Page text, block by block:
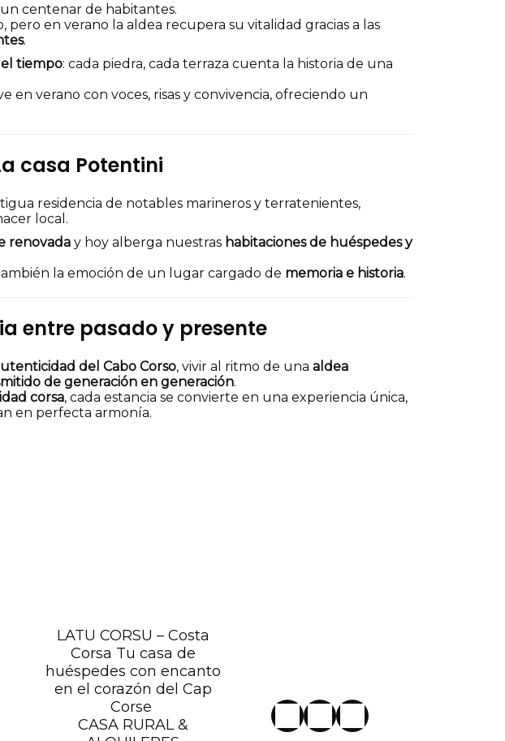
centenar de habitantes.
pero en verano la aldea recupera su vitalidad gracias a las
.
tiempo: cada piedra, cada terraza cuenta la historia de una
en verano con voces, risas y convivencia, ofreciendo un
casa Potentini
residencia de notables marineros y terratenientes,
local.
renovaday hoy alberga nuestras habitaciones de huéspedes y
la emoción de un lugar cargado de memoria e historia.
entre pasado y presente
del Cabo Corso, vivir al ritmo de una aldea
de generación en generación.
corsa, cada estancia se convierte en una experiencia única,
en perfecta armonía.
LATU CORSU – Costa
Corsa Tu casa de
huéspedes con encanto
en el corazón del Cap
Corse
CASA RURAL &